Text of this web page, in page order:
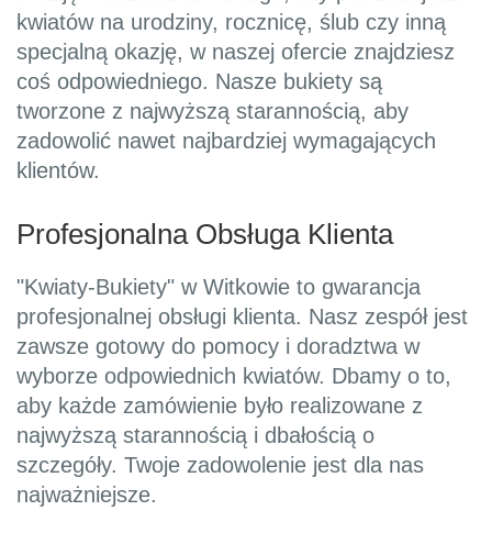
kwiatów na urodziny, rocznicę, ślub czy inną
specjalną okazję, w naszej ofercie znajdziesz
coś odpowiedniego. Nasze bukiety są
tworzone z najwyższą starannością, aby
zadowolić nawet najbardziej wymagających
klientów.
Profesjonalna Obsługa Klienta
"Kwiaty-Bukiety" w Witkowie to gwarancja
profesjonalnej obsługi klienta. Nasz zespół jest
zawsze gotowy do pomocy i doradztwa w
wyborze odpowiednich kwiatów. Dbamy o to,
aby każde zamówienie było realizowane z
najwyższą starannością i dbałością o
szczegóły. Twoje zadowolenie jest dla nas
najważniejsze.